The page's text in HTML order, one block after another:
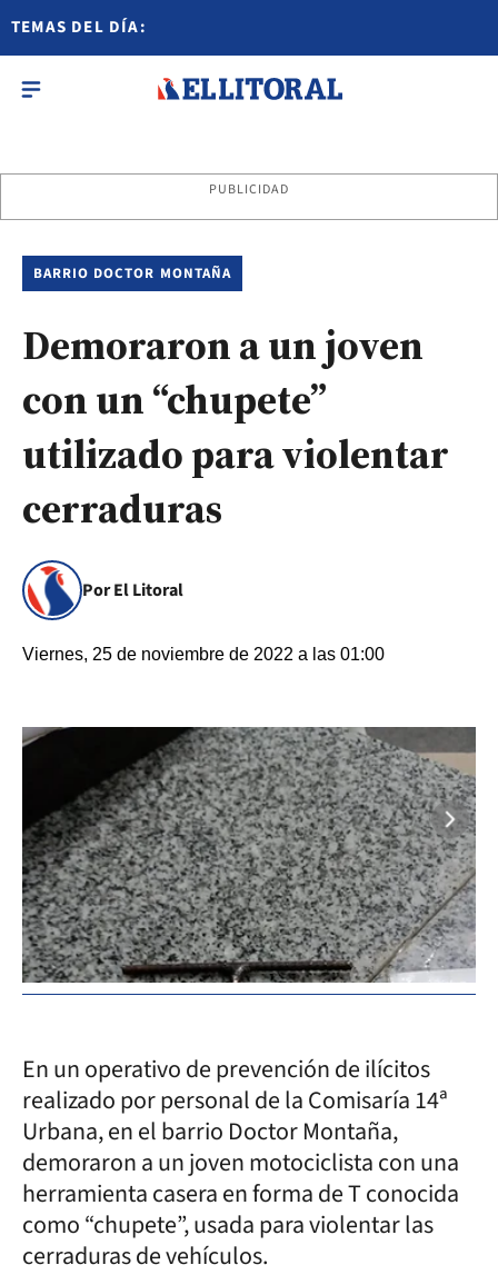
TEMAS DEL DÍA:
PUBLICIDAD
BARRIO DOCTOR MONTAÑA
Demoraron a un joven
con un “chupete”
utilizado para violentar
cerraduras
Por El Litoral
Viernes, 25 de noviembre de 2022 a las 01:00
En un operativo de prevención de ilícitos
realizado por personal de la Comisaría 14ª
Urbana, en el barrio Doctor Montaña,
demoraron a un joven motociclista con una
herramienta casera en forma de T conocida
como “chupete”, usada para violentar las
cerraduras de vehículos.